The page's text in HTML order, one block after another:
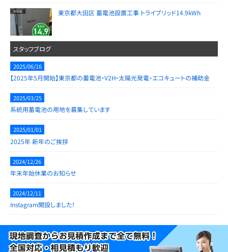
東京都大田区 蓄電池設置工事 トライブリッド14.9kWh
スタッフブログ
2025/06/16
【2025年5月開始】東京都の蓄電池・V2H・太陽光発電・エコキュートの補助金
2025/03/25
系統用蓄電池の用地を募集しています
2025/01/01
2025年 新年のご挨拶
2024/12/26
年末年始休業のお知らせ
2024/12/11
Instagram開設しました！